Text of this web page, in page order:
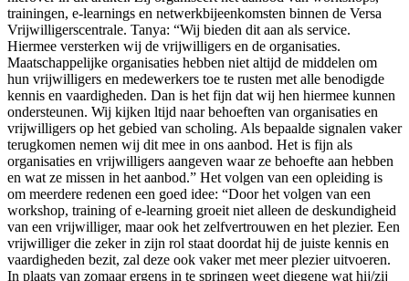
trainingen, e-learnings en netwerkbijeenkomsten binnen de Versa
Vrijwilligerscentrale. Tanya: “Wij bieden dit aan als service.
Hiermee versterken wij de vrijwilligers en de organisaties.
Maatschappelijke organisaties hebben niet altijd de middelen om
hun vrijwilligers en medewerkers toe te rusten met alle benodigde
kennis en vaardigheden. Dan is het fijn dat wij hen hiermee kunnen
ondersteunen. Wij kijken ltijd naar behoeften van organisaties en
vrijwilligers op het gebied van scholing. Als bepaalde signalen vaker
terugkomen nemen wij dit mee in ons aanbod. Het is fijn als
organisaties en vrijwilligers aangeven waar ze behoefte aan hebben
en wat ze missen in het aanbod.” Het volgen van een opleiding is
om meerdere redenen een goed idee: “Door het volgen van een
workshop, training of e-learning groeit niet alleen de deskundigheid
van een vrijwilliger, maar ook het zelfvertrouwen en het plezier. Een
vrijwilliger die zeker in zijn rol staat doordat hij de juiste kennis en
vaardigheden bezit, zal deze ook vaker met meer plezier uitvoeren.
In plaats van zomaar ergens in te springen weet diegene wat hij/zij